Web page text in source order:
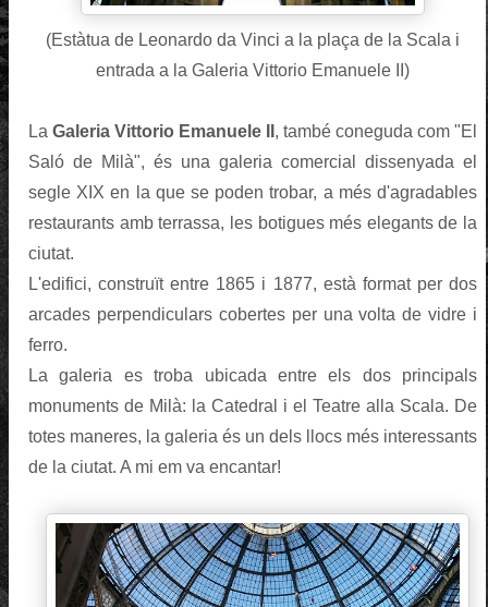
(Estàtua de Leonardo da Vinci a la plaça de la Scala i
entrada a la Galeria Vittorio Emanuele II)
La Galeria Vittorio Emanuele II , també coneguda com "El
Saló de Milà", és una galeria comercial dissenyada el
segle XIX en la que se poden trobar, a més d'agradables
restaurants amb terrassa, les botigues més elegants de la
ciutat.
L'edifici, construït entre 1865 i 1877, està format per dos
arcades perpendiculars cobertes per una volta de vidre i
ferro.
La galeria es troba ubicada entre els dos principals
monuments de Milà: la Catedral i el Teatre alla Scala. De
totes maneres, la galeria és un dels llocs més interessants
de la ciutat. A mi em va encantar!